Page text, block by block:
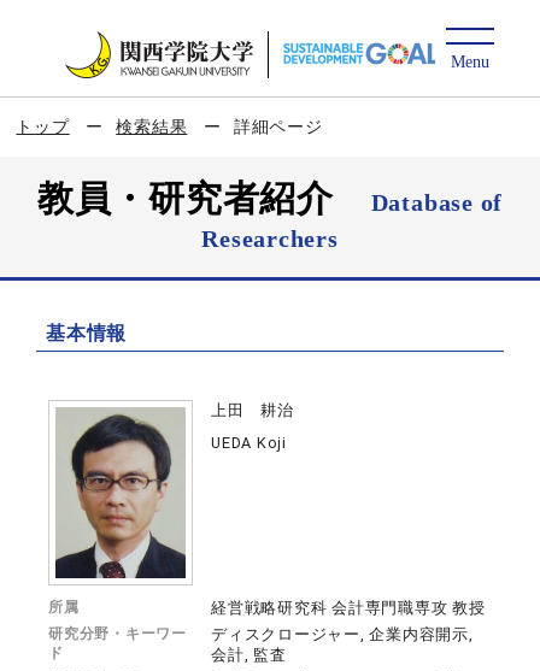
トップ 検索結果 詳細ページ
教員・研究者紹介
Database of
Researchers
基本情報
上田 耕治
UEDA Koji
所属 経営戦略研究科 会計専門職専攻 教授
研究分野・キーワー
ド
ディスクロージャー, 企業内容開示,
会計, 監査